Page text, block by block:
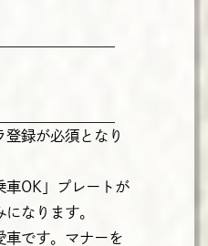
録が必須となり
車OK」プレートが
なります。
車です。マナーを